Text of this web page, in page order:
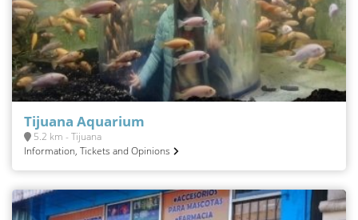
Tijuana Aquarium
5.2 km - Tijuana
Information, Tickets and Opinions